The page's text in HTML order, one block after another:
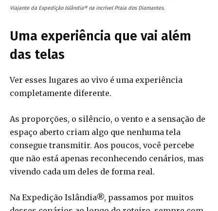
Viajante da Expedição Islândia® na incrível Praia dos Diamantes.
Uma experiência que vai além
das telas
Ver esses lugares ao vivo é uma experiência
completamente diferente.
As proporções, o silêncio, o vento e a sensação de
espaço aberto criam algo que nenhuma tela
consegue transmitir. Aos poucos, você percebe
que não está apenas reconhecendo cenários, mas
vivendo cada um deles de forma real.
Na Expedição Islândia®, passamos por muitos